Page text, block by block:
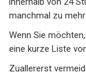
manchmal zu
Wenn Sie
eine kurze Liste
Zuallererst